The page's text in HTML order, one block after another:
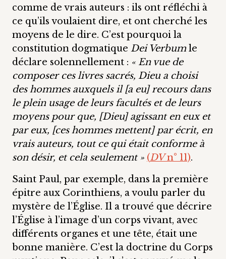
comme de vrais auteurs : ils ont réfléchi à
ce qu’ils voulaient dire, et ont cherché les
moyens de le dire. C’est pourquoi la
constitution dogmatique Dei Verbumle
déclare solennellement : « En vue de
composer ces livres sacrés, Dieu a choisi
des hommes auxquels il [a eu] recours dans
le plein usage de leurs facultés et de leurs
moyens pour que, [Dieu] agissant en eux et
par eux, [ces hommes mettent] par écrit, en
vrais auteurs, tout ce qui était conforme à
son désir, et cela seulement » (DVn° 11).
Saint Paul, par exemple, dans la première
épitre aux Corinthiens, a voulu parler du
mystère de l’Église. Il a trouvé que décrire
l’Église à l’image d’un corps vivant, avec
différents organes et une tête, était une
bonne manière. C’est la doctrine du Corps